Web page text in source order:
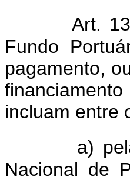
Art.
Fundo
pagamento,
incluam entre
a)
Nacional de